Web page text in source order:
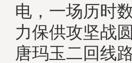
电，一场历时
力保供攻坚战
唐玛玉二回线